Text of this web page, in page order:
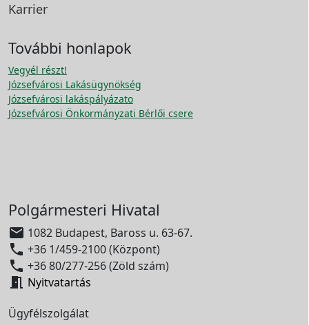
Karrier
További honlapok
Vegyél részt!
Józsefvárosi Lakásügynökség
Józsefvárosi lakáspályázato
Józsefvárosi Önkormányzati Bérlői csere
Polgármesteri Hivatal
 1082 Budapest, Baross u. 63-67.
 +36 1/459-2100 (Központ)
 +36 80/277-256 (Zöld szám)
 Nyitvatartás
Ügyfélszolgálat